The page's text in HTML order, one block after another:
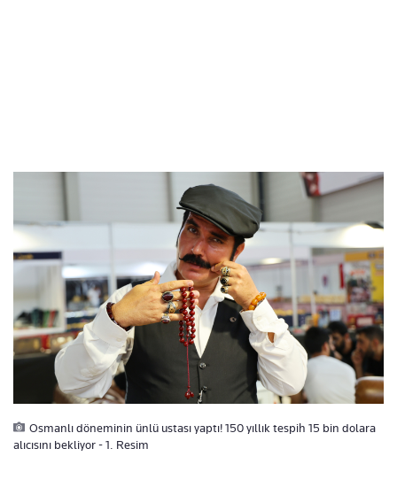
Osmanlı döneminin ünlü ustası yaptı! 150 yıllık tespih 15 bin dolara
alıcısını bekliyor - 1. Resim